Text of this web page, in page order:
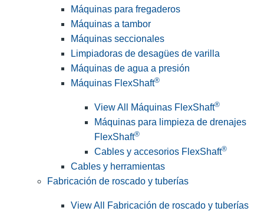
Máquinas para fregaderos
Máquinas a tambor
Máquinas seccionales
Limpiadoras de desagües de varilla
Máquinas de agua a presión
Máquinas FlexShaft®
View All Máquinas FlexShaft®
Máquinas para limpieza de drenajes
FlexShaft®
Cables y accesorios FlexShaft®
Cables y herramientas
Fabricación de roscado y tuberías
View All Fabricación de roscado y tuberías